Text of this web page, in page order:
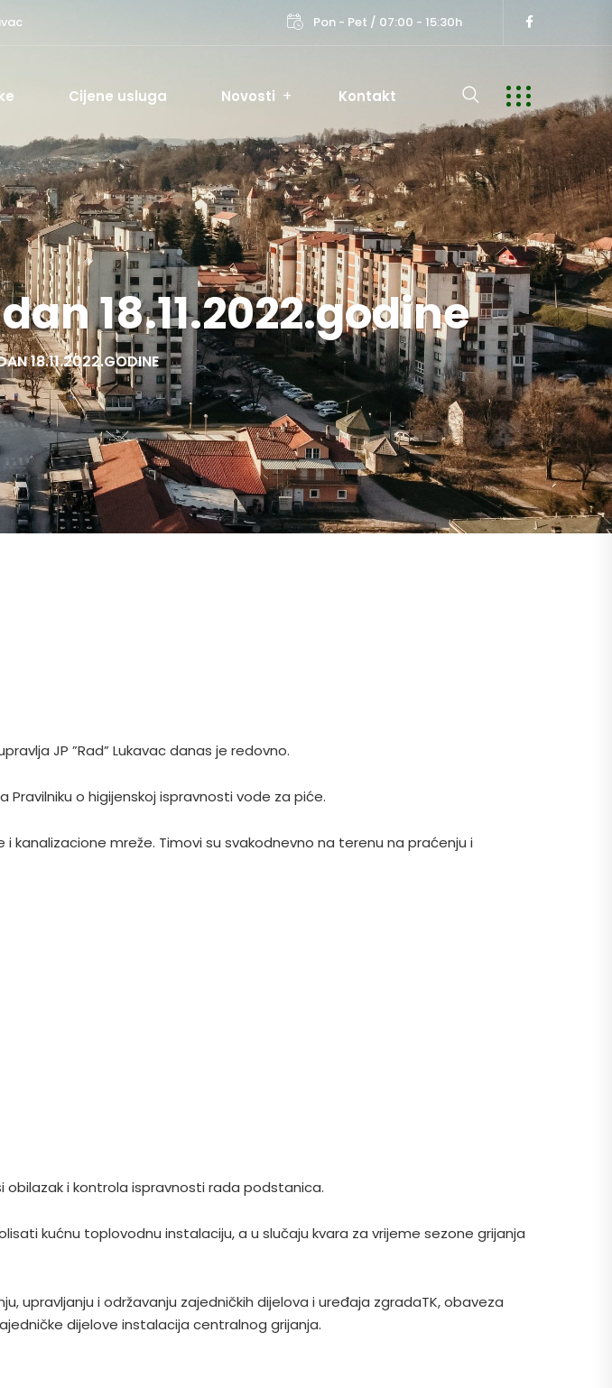
Pon - Pet / 07:00 - 15:30h
Cijene usluga Novosti Kontakt
18.11.2022.godine
18.11.2022.GODINE
JP ”Rad” Lukavac danas je redovno.
o higijenskoj ispravnosti vode za piće.
mreže. Timovi su svakodnevno na terenu na praćenju i
i kontrola ispravnosti rada podstanica.
kućnu toplovodnu instalaciju, a u slučaju kvara za vrijeme sezone grijanja
upravljanju i održavanju zajedničkih dijelova i uređaja zgradaTK, obaveza
dijelove instalacija centralnog grijanja.